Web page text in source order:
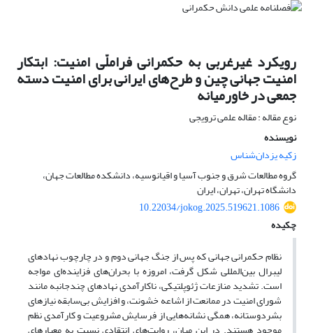
رویکرد غیرغربی به حکمرانی فراملّی امنیت: ابتکار
امنیت جهانی چین و طرح‌های ایرانی برای امنیت دسته
جمعی در خاورمیانه
نوع مقاله : مقاله علمی ترویجی
نویسنده
زکیه یزدان‌شناس
گروه مطالعات شرق و جنوب آسیا و اقیانوسیه، دانشکده مطالعات جهان،
دانشگاه تهران، تهران، ایران
10.22034/jokog.2025.519621.1086
چکیده
نظام حکمرانی جهانی که پس از جنگ جهانی دوم و در چارچوب نهادهای
لیبرال بین‌المللی شکل گرفت، امروزه با بحران‌های فزاینده‌ای مواجه
است. تشدید منازعات ژئوپلتیکی، ناکارآمدی نهادهای چندجانبه مانند
شورای امنیت در ممانعت از اشاعه خشونت، و افزایش بی‌سابقه نیازهای
بشردوستانه، همگی نشانه‌هایی از فرسایش مشروعیت و کارآمدی نظم